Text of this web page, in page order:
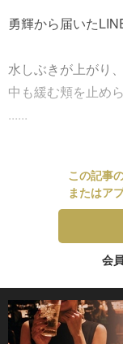
勇輝から届いた
水しぶきが上がり
中も緩む頬を止めら
......
この記事
またはア
会